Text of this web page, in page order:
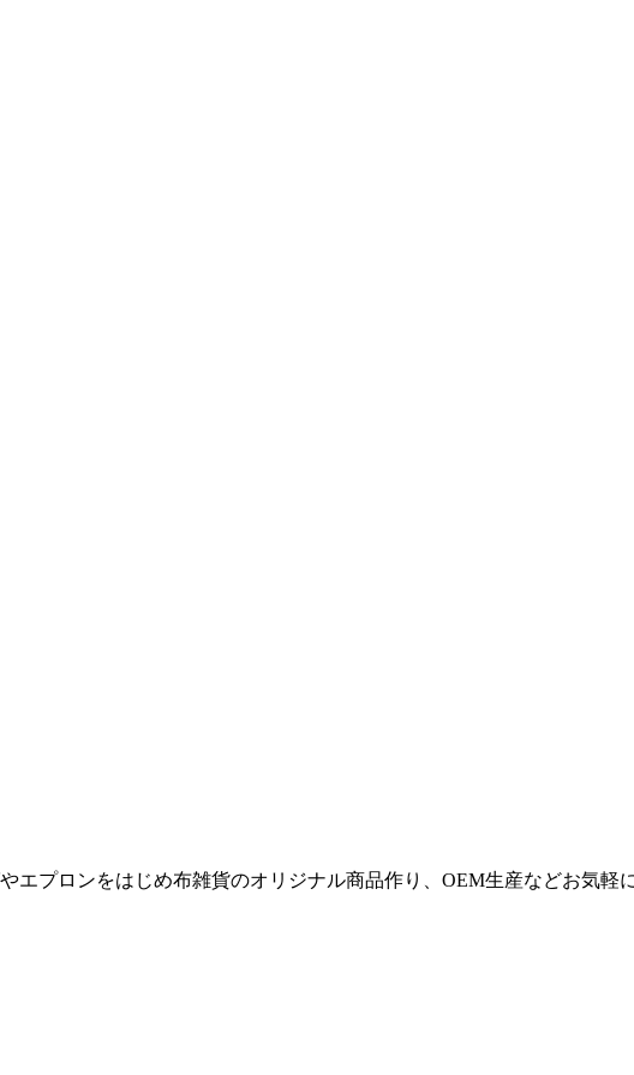
プロンをはじめ布雑貨のオリジナル商品作り、OEM生産などお気軽